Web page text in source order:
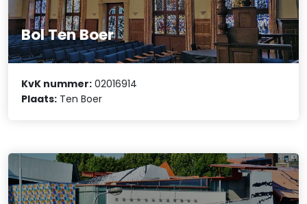
Bol Ten Boer
KvK nummer: 02016914
Plaats: Ten Boer